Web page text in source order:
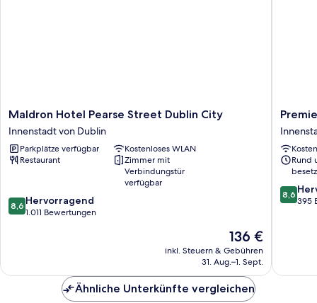
Maldron
Hotel
Pearse
Street
Dublin
von
Dublin
Maldron Hotel Pearse Street Dublin City
Innenstadt von Dublin
Parkplätze verfügbar
Kostenloses WLAN
Restaurant
Zimmer mit
Verbindungstür
verfügbar
8.6
von
8,6 Hervorragend
1.011 Bewertungen
Der
Preis
beträgt
136 €
inkl. Steuern & Gebühren
31. Aug.–1. Sept.
Premier
Inn
Dublin
Cc
North
von
Rund
8.6
von
8,6
395
Ähnliche Unterkünfte vergleichen